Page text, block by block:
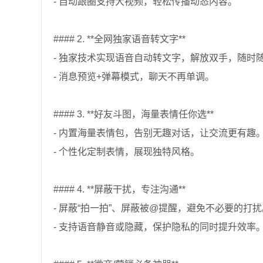
#### 2. **全网独家语音转文字**
- 独家技术实现语音自动转文字，解放双手，随时
- 消息预览+弹幕模式，聊天不再单调。
#### 3. **好友斗图，海量表情任你选**
- 内置海量表情包，告别无趣对话，让交流更有趣。
- 个性化定制表情，展现独特风格。
#### 4. **屏蔽干扰，专注沟通**
- 屏蔽“拍一拍”、屏蔽被@提醒，避免不必要的打扰
- 支持语音静音或隐藏，保护隐私的同时提升效率。